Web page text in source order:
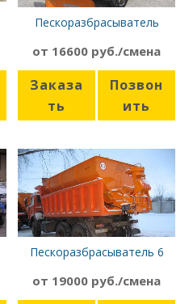
Пескоразбрасыватель
от 16600 руб./смена
Заказа
ть
Позвон
ить
Пескоразбрасыватель 6
от 19000 руб./смена